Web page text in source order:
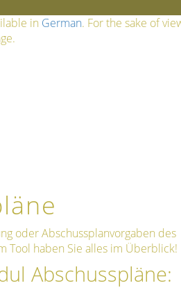
in German. For the sake of
oder Abschussplanvorgaben des
Tool haben Sie alles im Überblick!
Abschusspläne: